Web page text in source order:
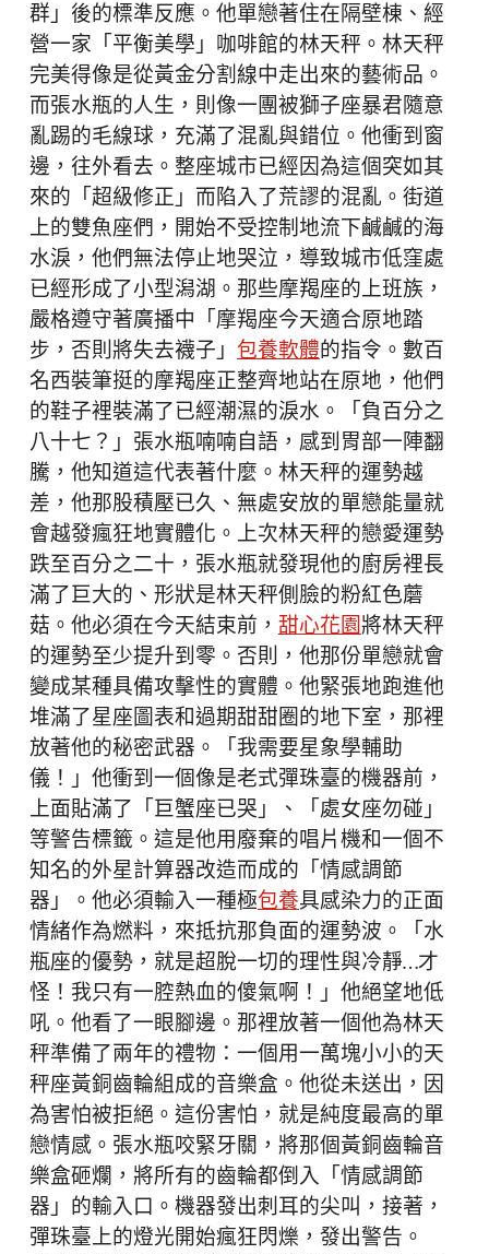
群」後的標準反應。他單戀著住在隔壁棟、經
營一家「平衡美學」咖啡館的林天秤。林天秤
完美得像是從黃金分割線中走出來的藝術品。
而張水瓶的人生，則像一團被獅子座暴君隨意
亂踢的毛線球，充滿了混亂與錯位。他衝到窗
邊，往外看去。整座城市已經因為這個突如其
來的「超級修正」而陷入了荒謬的混亂。街道
上的雙魚座們，開始不受控制地流下鹹鹹的海
水淚，他們無法停止地哭泣，導致城市低窪處
已經形成了小型潟湖。那些摩羯座的上班族，
嚴格遵守著廣播中「摩羯座今天適合原地踏
步，否則將失去襪子」包養軟體的指令。數百
名西裝筆挺的摩羯座正整齊地站在原地，他們
的鞋子裡裝滿了已經潮濕的淚水。「負百分之
八十七？」張水瓶喃喃自語，感到胃部一陣翻
騰，他知道這代表著什麼。林天秤的運勢越
差，他那股積壓已久、無處安放的單戀能量就
會越發瘋狂地實體化。上次林天秤的戀愛運勢
跌至百分之二十，張水瓶就發現他的廚房裡長
滿了巨大的、形狀是林天秤側臉的粉紅色蘑
菇。他必須在今天結束前，甜心花園將林天秤
的運勢至少提升到零。否則，他那份單戀就會
變成某種具備攻擊性的實體。他緊張地跑進他
堆滿了星座圖表和過期甜甜圈的地下室，那裡
放著他的秘密武器。「我需要星象學輔助
儀！」他衝到一個像是老式彈珠臺的機器前，
上面貼滿了「巨蟹座已哭」、「處女座勿碰」
等警告標籤。這是他用廢棄的唱片機和一個不
知名的外星計算器改造而成的「情感調節
器」。他必須輸入一種極包養具感染力的正面
情緒作為燃料，來抵抗那負面的運勢波。「水
瓶座的優勢，就是超脫一切的理性與冷靜…才
怪！我只有一腔熱血的傻氣啊！」他絕望地低
吼。他看了一眼腳邊。那裡放著一個他為林天
秤準備了兩年的禮物：一個用一萬塊小小的天
秤座黃銅齒輪組成的音樂盒。他從未送出，因
為害怕被拒絕。這份害怕，就是純度最高的單
戀情感。張水瓶咬緊牙關，將那個黃銅齒輪音
樂盒砸爛，將所有的齒輪都倒入「情感調節
器」的輸入口。機器發出刺耳的尖叫，接著，
彈珠臺上的燈光開始瘋狂閃爍，發出警告。